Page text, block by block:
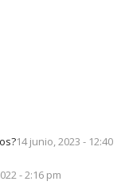
14 junio, 2023 - 12:40
- 2:16 pm